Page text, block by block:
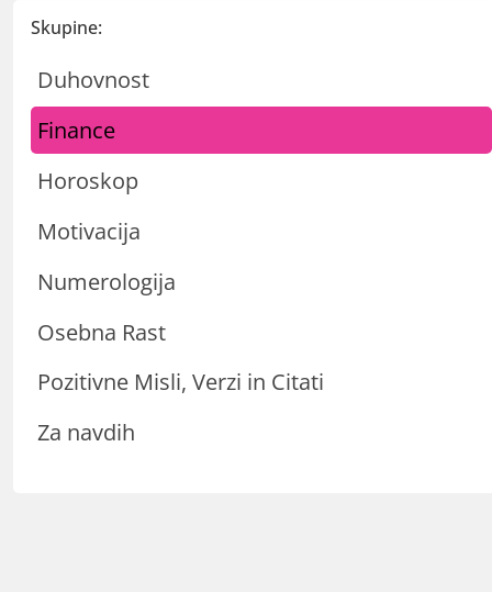
Skupine:
Duhovnost
Finance
Horoskop
Motivacija
Numerologija
Osebna Rast
Pozitivne Misli, Verzi in Citati
Za navdih